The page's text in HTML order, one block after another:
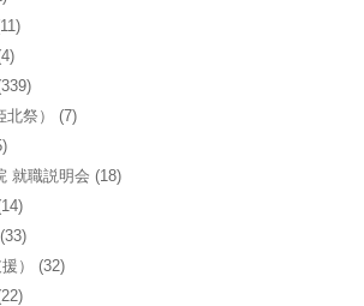
祭）
(7)
就職説明会 (18)
(33)
）
(32)